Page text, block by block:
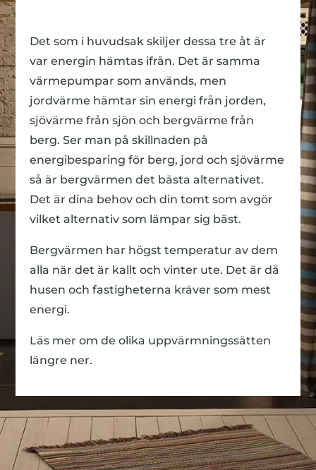
Det som i huvudsak skiljer dessa tre åt är
var energin hämtas ifrån. Det är samma
värmepumpar som används, men
jordvärme hämtar sin energi från jorden,
sjövärme från sjön och bergvärme från
berg. Ser man på skillnaden på
energibesparing för berg, jord och sjövärme
så är bergvärmen det bästa alternativet.
Det är dina behov och din tomt som avgör
vilket alternativ som lämpar sig bäst.
Bergvärmen har högst temperatur av dem
alla när det är kallt och vinter ute. Det är då
husen och fastigheterna kräver som mest
energi.
Läs mer om de olika uppvärmningssätten
längre ner.